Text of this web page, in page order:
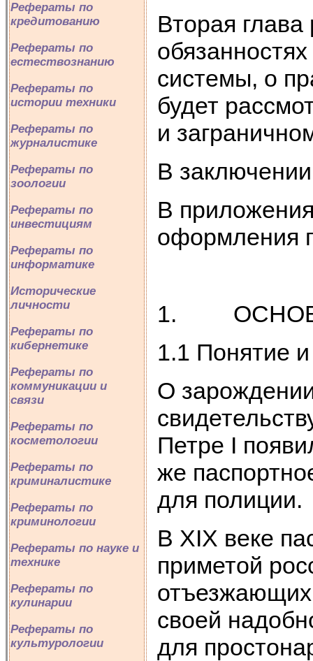
Рефераты по
кредитованию
Рефераты по
естествознанию
Рефераты по
истории техники
Рефераты по
журналистике
Рефераты по
зоологии
Рефераты по
инвестициям
Рефераты по
информатике
Исторические
личности
Рефераты по
кибернетике
Рефераты по
коммуникации и
связи
Рефераты по
косметологии
Рефераты по
криминалистике
Рефераты по
криминологии
Рефераты по науке и
технике
Рефераты по
кулинарии
Рефераты по
культурологии
Вторая
системы, о
будет
и
В
В
оформления
1. ОСНОВЫ
1.1 Понятие
О
Петре I
же
для полиции.
В ХIХ веке
приметой
отъезжающих
своей
для